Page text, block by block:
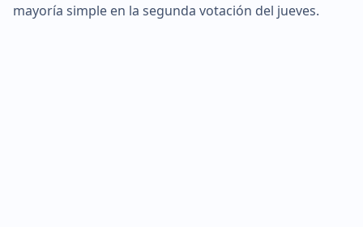
mayoría simple en la segunda votación del jueves.